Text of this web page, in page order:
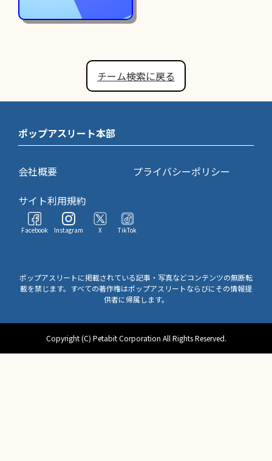
チーム検索に戻る
ポップアスリート本部
会社概要
プライバシーポリシー
サイト利用規約
Facebook Instagram X TikTok
ポップアスリートに掲載されている記事・写真などコンテンツの無断転
載を禁じます。すべての著作権はポップアスリートならびにその情報提
供者に帰属します。
Copyright (C) Petabit Corporation All Rights Reserved.